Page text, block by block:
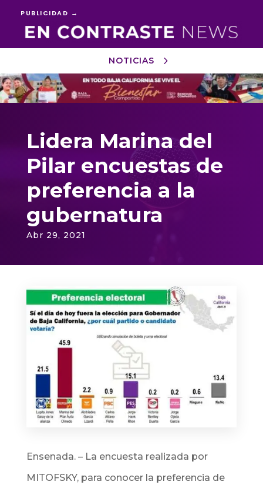
PUBLICIDAD →
NOTICIAS
Reproductor
de
vídeo
Lidera Marina del
Pilar encuestas de
preferencia a la
gubernatura
Abr 29, 2021
Ensenada. – La encuesta realizada por
MITOFSKY, para conocer la preferencia de